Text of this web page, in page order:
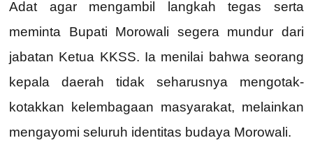
Adat agar mengambil langkah tegas serta
meminta Bupati Morowali segera mundur dari
jabatan Ketua KKSS. Ia menilai bahwa seorang
kepala daerah tidak seharusnya mengotak-
kotakkan kelembagaan masyarakat, melainkan
mengayomi seluruh identitas budaya Morowali.